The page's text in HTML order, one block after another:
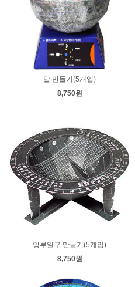
달 만들기(5개입)
8,750원
앙부일구 만들기(5개입)
8,750원